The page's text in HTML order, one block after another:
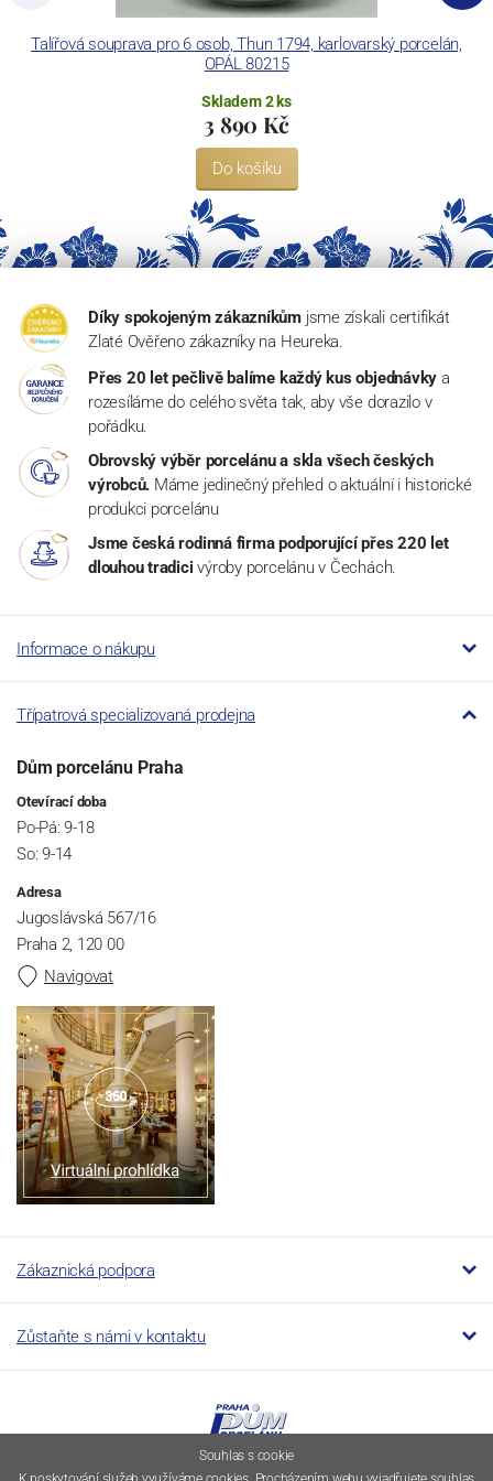
Talířová souprava pro 6 osob, Thun 1794, karlovarský porcelán,
OPÁL 80215
Skladem 2 ks
3 890 Kč
Do košíku
Díky spokojeným zákazníkům jsme získali certifikát
Zlaté Ověřeno zákazníky na Heureka.
Přes 20 let pečlivě balíme každý kus objednávky a
rozesíláme do celého světa tak, aby vše dorazilo v
pořádku.
Obrovský výběr porcelánu a skla všech českých
výrobců. Máme jedinečný přehled o aktuální i historické
produkci porcelánu
Jsme česká rodinná firma podporující přes 220 let
dlouhou tradici výroby porcelánu v Čechách.
Informace o nákupu
Třípatrová specializovaná prodejna
Dům porcelánu Praha
Otevírací doba
Po-Pá: 9-18
So: 9-14
Adresa
Jugoslávská 567/16
Praha 2, 120 00
Navigovat
Zákaznická podpora
Zůstaňte s námi v kontaktu
Souhlas s cookie